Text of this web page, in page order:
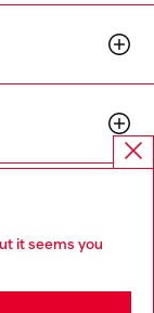
it seems you